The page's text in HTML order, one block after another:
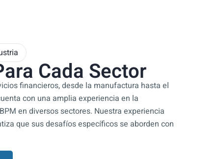
Cada Sector
financieros, desde la manufactura hasta el
con una amplia experiencia en la
en diversos sectores. Nuestra experiencia
que sus desafíos específicos se aborden con